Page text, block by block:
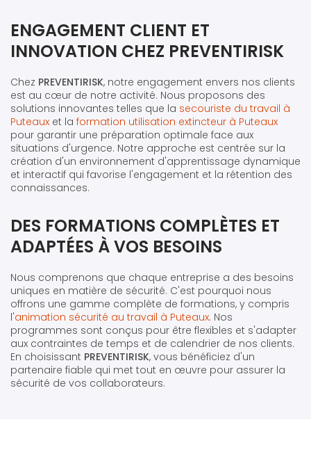
ENGAGEMENT CLIENT ET
INNOVATION CHEZ PREVENTIRISK
Chez PREVENTIRISK, notre engagement envers nos clients
est au cœur de notre activité. Nous proposons des
solutions innovantes telles que la secouriste du travail à
Puteaux et la formation utilisation extincteur à Puteaux
pour garantir une préparation optimale face aux
situations d'urgence. Notre approche est centrée sur la
création d'un environnement d'apprentissage dynamique
et interactif qui favorise l'engagement et la rétention des
connaissances.
DES FORMATIONS COMPLÈTES ET
ADAPTÉES À VOS BESOINS
Nous comprenons que chaque entreprise a des besoins
uniques en matière de sécurité. C'est pourquoi nous
offrons une gamme complète de formations, y compris
l'animation sécurité au travail à Puteaux. Nos
programmes sont conçus pour être flexibles et s'adapter
aux contraintes de temps et de calendrier de nos clients.
En choisissant PREVENTIRISK, vous bénéficiez d'un
partenaire fiable qui met tout en œuvre pour assurer la
sécurité de vos collaborateurs.